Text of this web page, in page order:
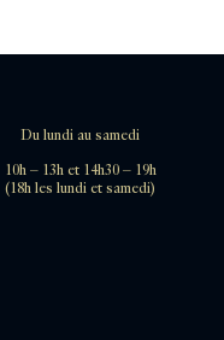
Du lundi au samedi
10h – 13h et 14h30 – 19h
(18h les lundi et samedi)